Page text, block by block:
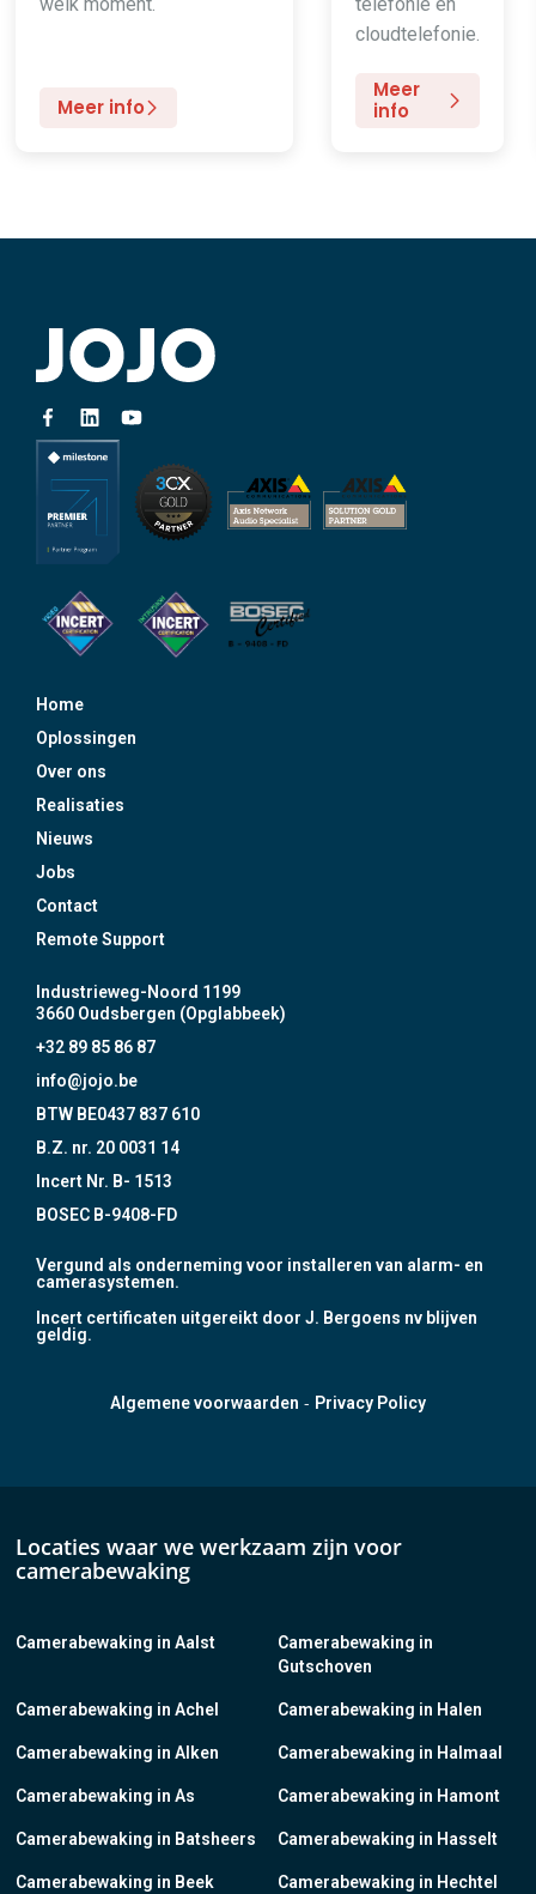
Meer info
cloudtelefonie.
Meer
info
Home
Oplossingen
Over ons
Realisaties
Nieuws
Jobs
Contact
Remote Support
Industrieweg-Noord 1199
3660 Oudsbergen (Opglabbeek)
+32 89 85 86 87
info@jojo.be
BTW BE0437 837 610
B.Z. nr. 20 0031 14
Incert Nr. B- 1513
BOSEC B-9408-FD
Vergund als onderneming voor installeren van alarm- en
camerasystemen.
Incert certificaten uitgereikt door J. Bergoens nv blijven
geldig.
Algemene voorwaarden - Privacy Policy
Locaties waar we werkzaam zijn voor
camerabewaking
Camerabewaking in Aalst
Camerabewaking in Achel
Camerabewaking in Alken
Camerabewaking in As
Camerabewaking in Batsheers
Camerabewaking in Beek
Camerabewaking in
Gutschoven
Camerabewaking in Halen
Camerabewaking in Halmaal
Camerabewaking in Hamont
Camerabewaking in Hasselt
Camerabewaking in Hechtel